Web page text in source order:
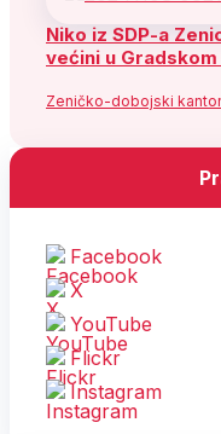
Niko iz SDP-a
većini u
Zeničko-dobojski
Facebook
X
YouTube
Flickr
Instagram